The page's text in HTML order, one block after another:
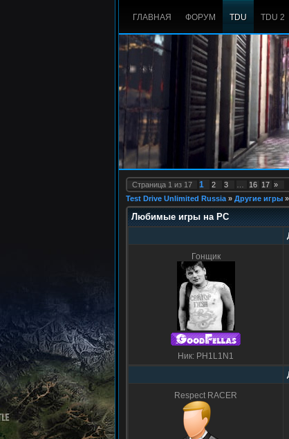
ГЛАВНАЯ ФОРУМ TDU TDU 2
Страница 1 из 17 1 2 3 16 17 »
Test Drive Unlimited Russia » Другие игры »
Любимые игры на PC
Гонщик
Ник: PH1L1N1
Respect RACER